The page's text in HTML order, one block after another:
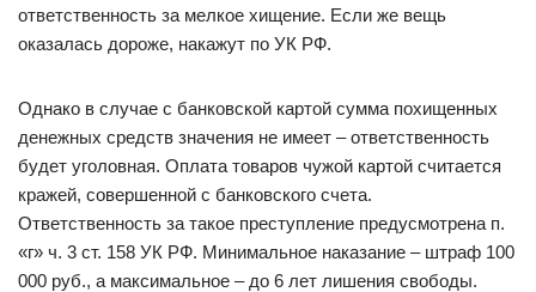
ответственность за мелкое хищение. Если же вещь
оказалась дороже, накажут по УК РФ.
Однако в случае с банковской картой сумма похищенных
денежных средств значения не имеет – ответственность
будет уголовная. Оплата товаров чужой картой считается
кражей, совершенной с банковского счета.
Ответственность за такое преступление предусмотрена п.
«г» ч. 3 ст. 158 УК РФ. Минимальное наказание – штраф 100
000 руб., а максимальное – до 6 лет лишения свободы.